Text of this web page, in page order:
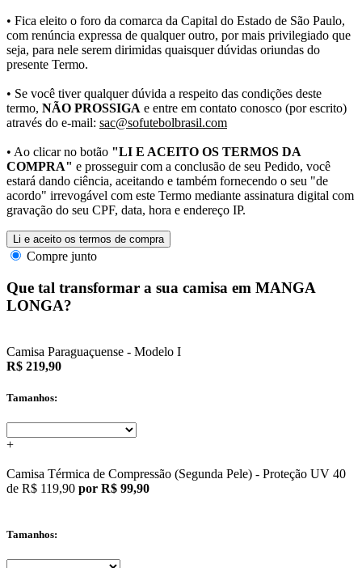
• Fica eleito o foro da comarca da Capital do Estado de São Paulo,
com renúncia expressa de qualquer outro, por mais privilegiado que
seja, para nele serem dirimidas quaisquer dúvidas oriundas do
presente Termo.
• Se você tiver qualquer dúvida a respeito das condições deste
termo, NÃO PROSSIGA e entre em contato conosco (por escrito)
através do e-mail: sac@sofutebolbrasil.com
• Ao clicar no botão "LI E ACEITO OS TERMOS DA
COMPRA" e prosseguir com a conclusão de seu Pedido, você
estará dando ciência, aceitando e também fornecendo o seu "de
acordo" irrevogável com este Termo mediante assinatura digital com
gravação do seu CPF, data, hora e endereço IP.
Li e aceito os termos de compra
Compre junto
Que tal transformar a sua camisa em MANGA
LONGA?
Camisa Paraguaçuense - Modelo I
R$ 219,90
Tamanhos:
+
Camisa Térmica de Compressão (Segunda Pele) - Proteção UV 40
de R$ 119,90 por R$ 99,90
Tamanhos: